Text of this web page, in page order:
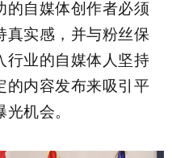
的自媒体创作者必须
真实感，并与粉丝保
行业的自媒体人坚持
的内容发布来吸引平
机会。